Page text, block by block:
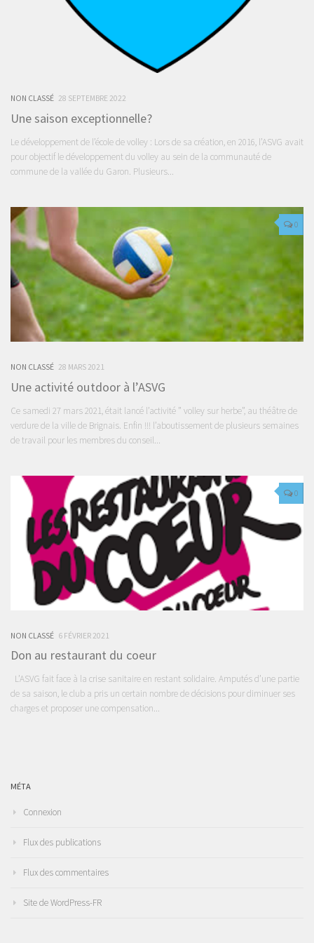
NON CLASSÉ 28 SEPTEMBRE 2022
Une saison exceptionnelle?
Le développement de l’école de volley : Lors de sa création, en 2016, l’ASVG avait
pour objectif le développement du volley au sein de la communauté de
commune de la vallée du Garon. Plusieurs...
0
NON CLASSÉ 28 MARS 2021
Une activité outdoor à l’ASVG
Ce samedi 27 mars 2021, était lancé l’activité ” volley sur herbe”, au théâtre de
verdure de la ville de Brignais. Enfin !!! l’aboutissement de plusieurs semaines
de travail pour les membres du conseil...
0
NON CLASSÉ 6 FÉVRIER 2021
Don au restaurant du coeur
L’ASVG fait face à la crise sanitaire en restant solidaire. Amputés d’une partie
de sa saison, le club a pris un certain nombre de décisions pour diminuer ses
charges et proposer une compensation...
MÉTA
Connexion
Flux des publications
Flux des commentaires
Site de WordPress-FR